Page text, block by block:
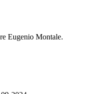
Eugenio Montale.